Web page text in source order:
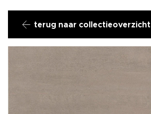
terug naar collectieoverzicht